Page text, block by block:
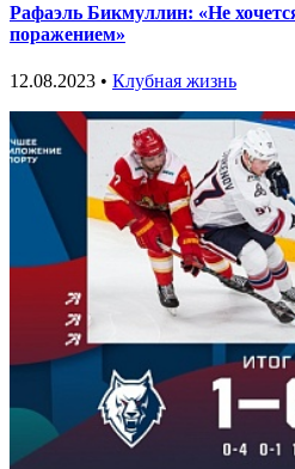
Рафаэль Бикмуллин: «Не
поражением»
12.08.2023 • Клубная жизнь